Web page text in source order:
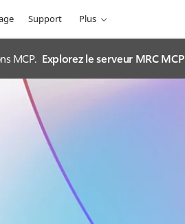
Support Plus
MCP. Explorez le serveur MRC MCP